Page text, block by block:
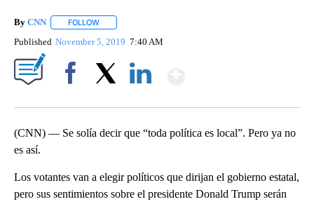
By CNN FOLLOW
Published November 5, 2019 7:40 AM
(CNN) — Se solía decir que “toda política es local”. Pero ya no
es así.
Los votantes van a elegir políticos que dirijan el gobierno estatal,
pero sus sentimientos sobre el presidente Donald Trump serán